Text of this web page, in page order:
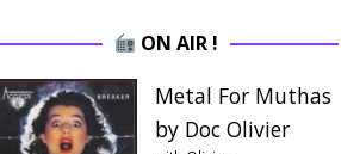
ON AIR !
Metal For Muthas
by Doc Olivier